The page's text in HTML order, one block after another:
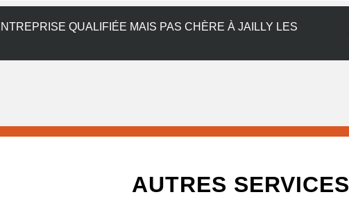
QUALIFIÉE MAIS PAS CHÈRE À JAILLY LES
AUTRES SERVICES